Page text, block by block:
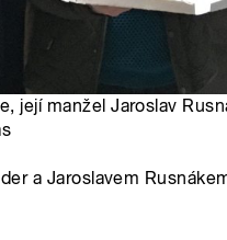
její manžel Jaroslav
a Jaroslavem